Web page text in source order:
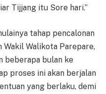
Tijjang itu Sore hari.”
tahap pencalonan
Walikota Parepare,
beberapa bulan ke
proses ini akan berjalan
yang berlaku, demi